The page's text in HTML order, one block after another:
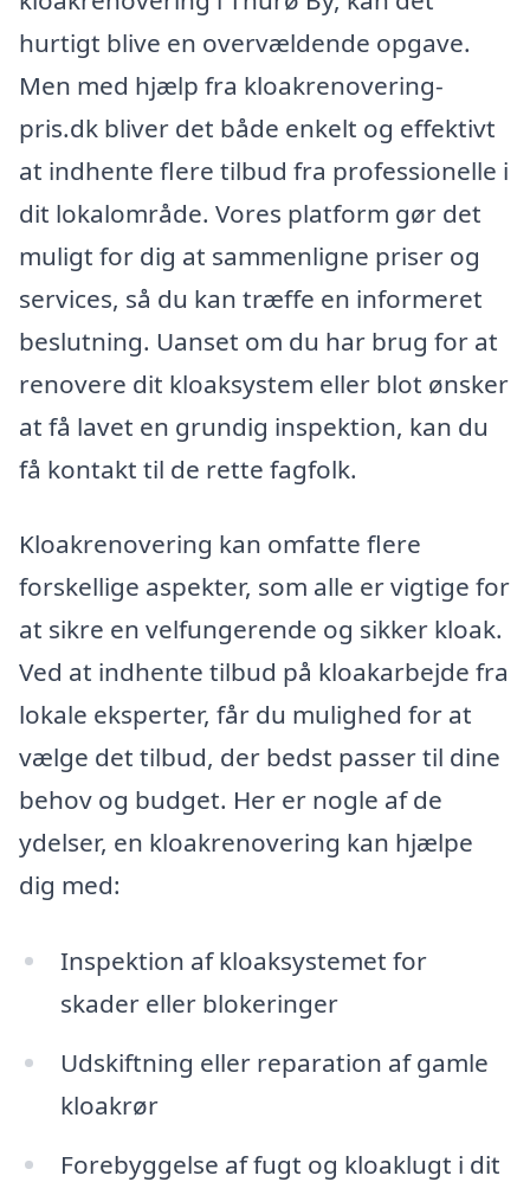
hurtigt blive en overvældende opgave.
Men med hjælp fra kloakrenovering-
pris.dk bliver det både enkelt og effektivt
at indhente flere tilbud fra professionelle i
dit lokalområde. Vores platform gør det
muligt for dig at sammenligne priser og
services, så du kan træffe en informeret
beslutning. Uanset om du har brug for at
renovere dit kloaksystem eller blot ønsker
at få lavet en grundig inspektion, kan du
få kontakt til de rette fagfolk.
Kloakrenovering kan omfatte flere
forskellige aspekter, som alle er vigtige for
at sikre en velfungerende og sikker kloak.
Ved at indhente tilbud på kloakarbejde fra
lokale eksperter, får du mulighed for at
vælge det tilbud, der bedst passer til dine
behov og budget. Her er nogle af de
ydelser, en kloakrenovering kan hjælpe
dig med:
Inspektion af kloaksystemet for
skader eller blokeringer
Udskiftning eller reparation af gamle
kloakrør
Forebyggelse af fugt og kloaklugt i dit